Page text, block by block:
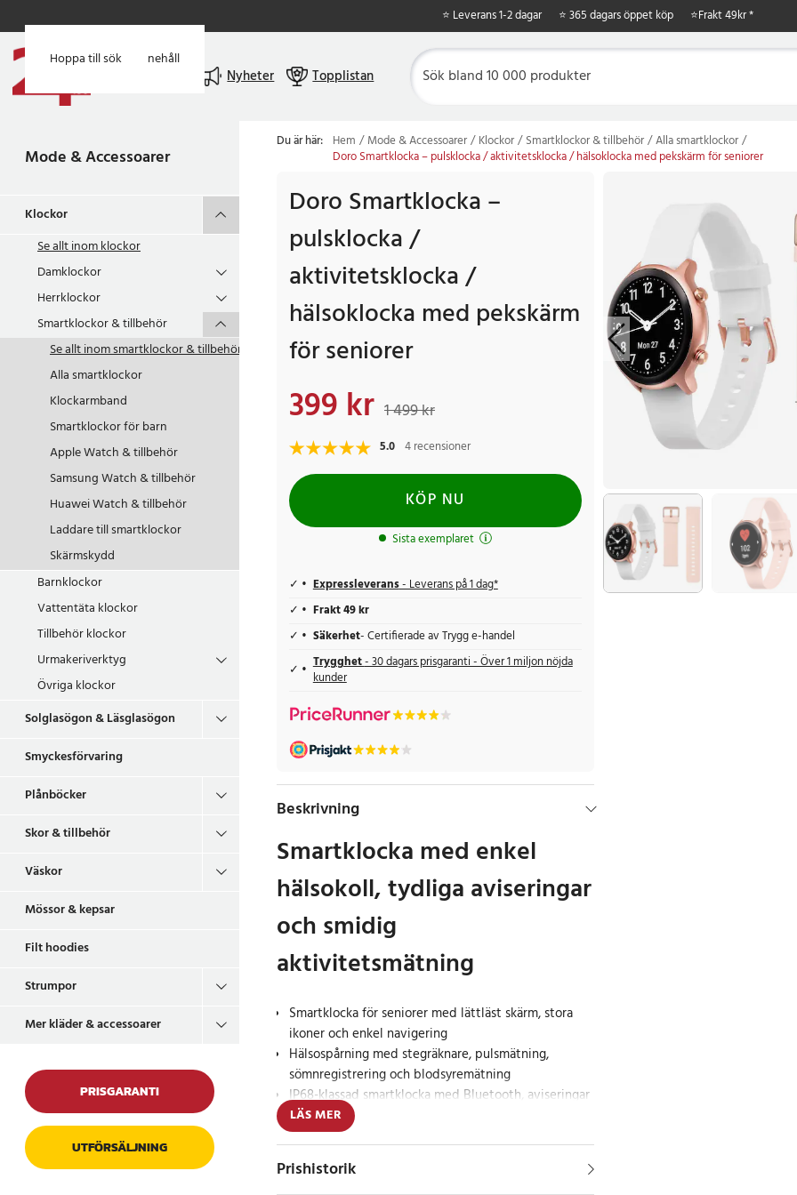
Hoppa till huvudinnehåll
Hoppa till sök
⭐ Leverans 1-2 dagar ⭐ 365 dagars öppet köp ⭐Frakt 49kr *
Nyheter Topplistan
Mode & Accessoarer
Klockor
Se allt inomklockor
Damklockor
Herrklockor
Smartklockor & tillbehör
Se allt inomsmartklockor & tillbehör
Alla smartklockor
Klockarmband
Smartklockor för barn
Apple Watch & tillbehör
Samsung Watch & tillbehör
Huawei Watch & tillbehör
Laddare till smartklockor
Skärmskydd
Barnklockor
Vattentäta klockor
Tillbehör klockor
Urmakeriverktyg
Övriga klockor
Solglasögon & Läsglasögon
Smyckesförvaring
Plånböcker
Skor & tillbehör
Väskor
Mössor & kepsar
Filt hoodies
Strumpor
Mer kläder & accessoarer
PRISGARANTI
UTFÖRSÄLJNING
Du är här: Hem Mode & Accessoarer Klockor Smartklockor & tillbehör
Alla smartklockor
Doro Smartklocka – pulsklocka / aktivitetsklocka / hälsoklocka med pekskärm för seniorer
Doro Smartklocka –
pulsklocka /
aktivitetsklocka /
hälsoklocka med pekskärm
för seniorer
Nuvarande pris
399 kr 1 499 kr
5.0 4 recensioner
KÖP NU
Sista exemplaret
Expressleverans- Leverans på 1 dag*
Frakt 49 kr
Säkerhet- Certifierade av Trygg e-handel
Trygghet- 30 dagars prisgaranti - Över 1 miljon nöjda
kunder
Beskrivning
Smartklocka med enkel
hälsokoll, tydliga aviseringar
och smidig
aktivitetsmätning
Smartklocka för seniorer med lättläst skärm, stora
ikoner och enkel navigering
Hälsospårning med stegräknare, pulsmätning,
sömnregistrering och blodsyremätning
IP68-klassad smartklocka med Bluetooth, aviseringar
och upp till 8 dagars batteritid
som kombinerar tydlig design med praktiska
LÄS MER
Prishistorik